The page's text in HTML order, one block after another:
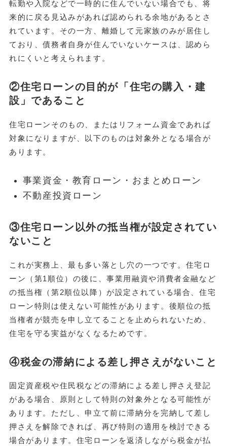
転勤や入院などで一時的に住んでいない場合でも、将
来的に戻る見込みがあれば認められる余地があるとさ
れています。その一方、離婚して元家族のみが居住し
ており、債務者自身が住んでいないケースは、認めら
れにくいと考えられます。
②住宅ローンの目的が「住宅の購入・建
設」であること
住宅ローンそのもの、またはリフォーム資金であれば
対象になりますが、以下のものは対象外となる場合が
あります。
事業資金・教育ローン・おまとめローン
不動産投資ローン
③住宅ローン以外の抵当権が設定されてい
ないこと
これが実務上、最も多い落とし穴の一つです。住宅ロ
ーン（第1順位）の後に、事業用融資や消費者金融など
の抵当権（第2順位以降）が設定されている場合、住宅
ローン特則は使えない可能性があります。後順位の抵
当権者が競売を申し立てることを止められないため、
住宅を守る実益がなくなるためです。
④税金の滞納による差し押さえがないこと
固定資産税や住民税などの滞納による差し押さえ登記
がある場合、原則として特則の対象外となる可能性が
あります。ただし、申立て前に滞納分を完納して差し
押さえを解除できれば、再び特則の適用を検討できる
場合があります。住宅ローンを返済しながら税金が払